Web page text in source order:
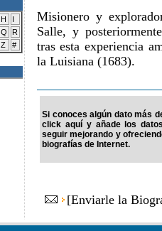
H
I
Q
R
Z #
Misionero y
Salle, y
tras esta experiencia
la Luisiana (1683).
Si conoces algún dato más
click aquí y añade los
seguir mejorando y
biografías de Internet.
[Enviarle la